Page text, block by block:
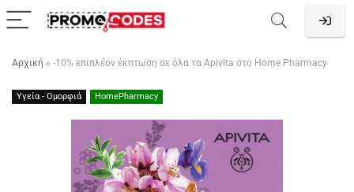
Αρχική » -10% επιπλέον έκπτωση σε όλα τα Apivita στο Home Pharmacy
Υγεία - Ομορφιά HomePharmacy